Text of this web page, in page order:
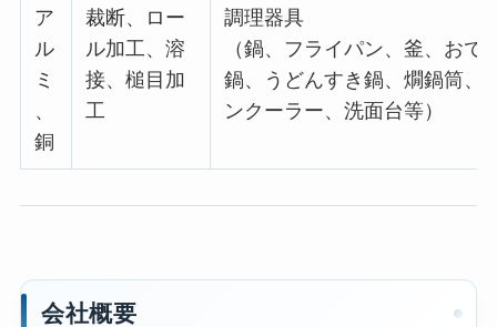
ア
ル
ミ
、
銅
裁断、ロー
ル加工、溶
接、槌目加
工
調理器具
（鍋、フライパン、釜、おで
鍋、うどんすき鍋、燗鍋筒、
ンクーラー、洗面台等）
会社概要